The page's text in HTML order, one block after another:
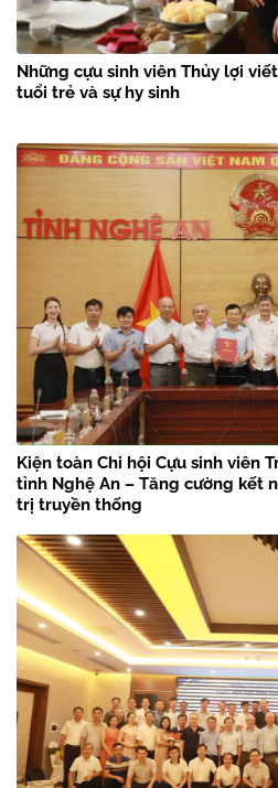
Những cựu sinh viên Thủy lợi
tuổi trẻ và sự hy sinh
Kiện toàn Chi hội Cựu sinh viên
tỉnh Nghệ An – Tăng cường kết
trị truyền thống